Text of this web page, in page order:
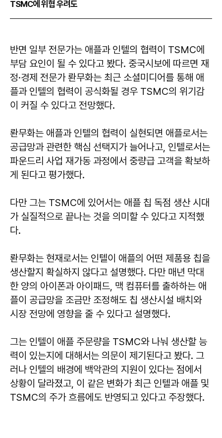
TSMC에 위협 우려도
반면 일부 전문가는 애플과 인텔의 협력이 TSMC에
부담 요인이 될 수 있다고 봤다. 중국시보에 따르면 재
정·경제 전문가 롼무화는 최근 소셜미디어를 통해 애
플과 인텔의 협력이 공식화될 경우 TSMC의 위기감
이 커질 수 있다고 전망했다.
롼무화는 애플과 인텔의 협력이 실현되면 애플로서는
공급망과 관련한 핵심 선택지가 늘어나고, 인텔로서는
파운드리 사업 재가동 과정에서 중량급 고객을 확보하
게 된다고 평가했다.
다만 그는 TSMC에 있어서는 애플 칩 독점 생산 시대
가 실질적으로 끝나는 것을 의미할 수 있다고 지적했
다.
롼무화는 현재로서는 인텔이 애플의 어떤 제품용 칩을
생산할지 확실하지 않다고 설명했다. 다만 매년 막대
한 양의 아이폰과 아이패드, 맥 컴퓨터를 출하하는 애
플이 공급망을 조금만 조정해도 칩 생산시설 배치와
시장 전망에 영향을 줄 수 있다고 설명했다.
그는 인텔이 애플 주문량을 TSMC와 나눠 생산할 능
력이 있는지에 대해서는 의문이 제기된다고 봤다. 그
러나 인텔의 배경에 백악관의 지원이 있다는 점에서
상황이 달라졌고, 이 같은 변화가 최근 인텔과 애플 및
TSMC의 주가 흐름에도 반영되고 있다고 주장했다.